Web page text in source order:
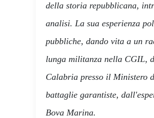
della storia repubblicana,
analisi. La sua esperienza
pubbliche, dando vita a un
lunga militanza nella CGIL,
Calabria presso il Ministero
battaglie garantiste,
Bova Marina.